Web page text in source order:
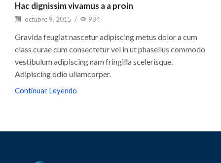
Hac dignissim vivamus a a proin
octubre 9, 2015 / 984
Gravida feugiat nascetur adipiscing metus dolor a cum
class curae cum consectetur vel in ut phasellus commodo
vestibulum adipiscing nam fringilla scelerisque.
Adipiscing odio ullamcorper.
Continuar Leyendo